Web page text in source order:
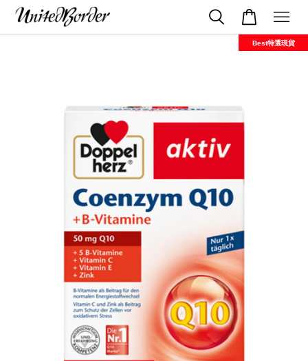
Best特選現貨